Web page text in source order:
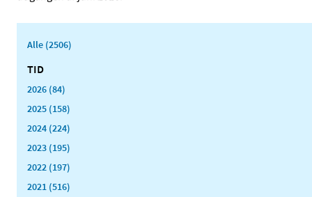
Alle (2506)
TID
2026 (84)
2025 (158)
2024 (224)
2023 (195)
2022 (197)
2021 (516)